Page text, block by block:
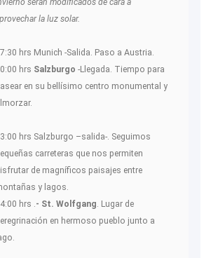
serán modificados de cara a
la luz solar.
hrs Munich -Salida. Paso a Austria.
hrs Salzburgo -Llegada. Tiempo para
en su bellísimo centro monumental y
hrs Salzburgo –salida-. Seguimos
carreteras que nos permiten
de magníficos paisajes entre
y lagos.
hrs .- St. Wolfgang. Lugar de
en hermoso pueblo junto a